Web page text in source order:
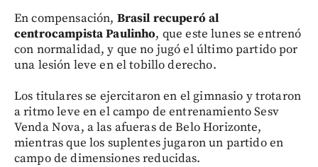
En compensación, Brasil recuperó al
centrocampista Paulinho, que este lunes se entrenó
con normalidad, y que no jugó el último partido por
una lesión leve en el tobillo derecho.
Los titulares se ejercitaron en el gimnasio y trotaron
a ritmo leve en el campo de entrenamiento Sesv
Venda Nova, a las afueras de Belo Horizonte,
mientras que los suplentes jugaron un partido en
campo de dimensiones reducidas.